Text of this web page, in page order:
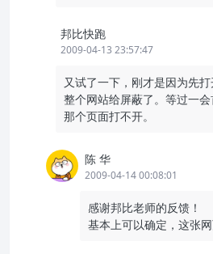
邦比快跑
2009-04-13 23:57:47
又试了一下，刚才是因为先
整个网站给屏蔽了。等过一
那个页面打不开。
陈 华
2009-04-14 00:08:01
感谢邦比老师的反馈！
基本上可以确定，这张